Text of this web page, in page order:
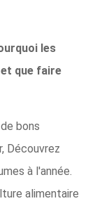
les
que faire
bons
Découvrez
à l'année.
alimentaire